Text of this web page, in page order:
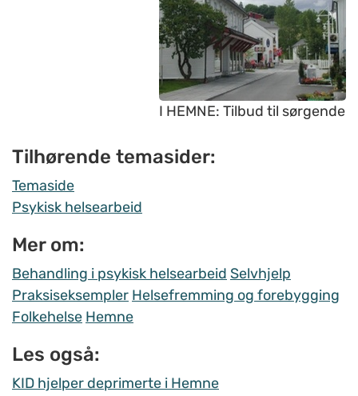
I HEMNE: Tilbud til sørgende
Tilhørende temasider:
Temaside
Psykisk helsearbeid
Mer om:
Behandling i psykisk helsearbeid Selvhjelp
Praksiseksempler Helsefremming og forebygging
Folkehelse Hemne
Les også:
KID hjelper deprimerte i Hemne